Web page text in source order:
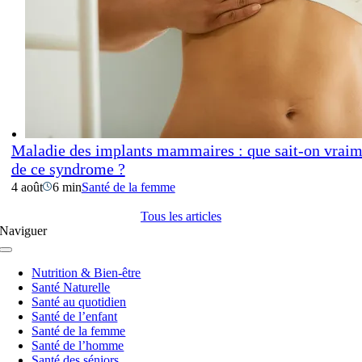
Maladie des implants mammaires : que sait-on
de ce syndrome ?
4 août 6 minSanté de la femme
Tous les articles
Naviguer
Navigation
basculeNutrition & Bien-être
Santé Naturelle
Santé au quotidien
Santé de l’enfant
Santé de la femme
Santé de l’homme